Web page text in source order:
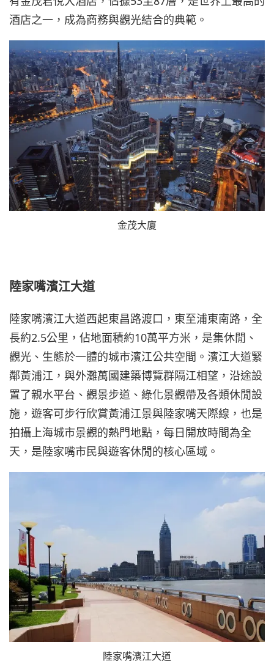
酒店之一，成為商務與觀光結合的典範。
金茂大廈
陸家嘴濱江大道
陸家嘴濱江大道西起東昌路渡口，東至浦東南路，全
長約2.5公里，佔地面積約10萬平方米，是集休閒、
觀光、生態於一體的城市濱江公共空間。濱江大道緊
鄰黃浦江，與外灘萬國建築博覽群隔江相望，沿途設
置了親水平台、觀景步道、綠化景觀帶及各類休閒設
施，遊客可步行欣賞黃浦江景與陸家嘴天際線，也是
拍攝上海城市景觀的熱門地點，每日開放時間為全
天，是陸家嘴市民與遊客休閒的核心區域。
陸家嘴濱江大道